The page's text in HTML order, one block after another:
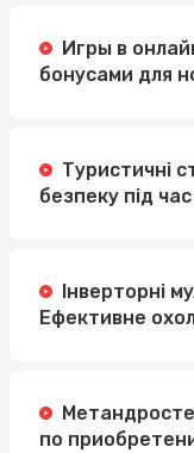
Игры в
бонусами для
Туристичні
безпеку під
Інверторні
Ефективне
по